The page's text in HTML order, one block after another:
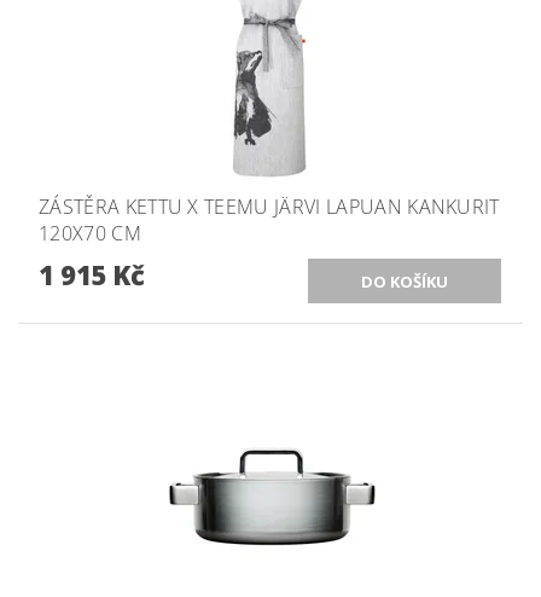
ZÁSTĚRA KETTU X TEEMU JÄRVI LAPUAN KANKURIT
120X70 CM
1 915 Kč